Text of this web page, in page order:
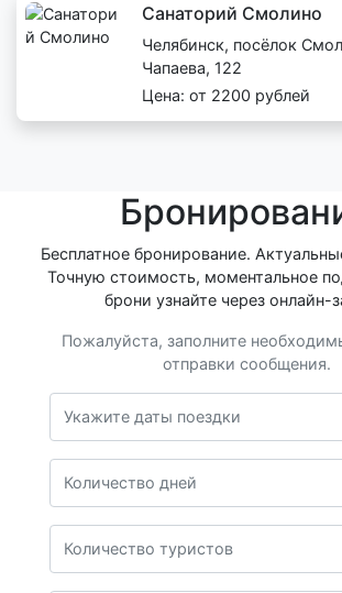
Санаторий Смолино
Челябинск, посёлок
Чапаева, 122
Цена: от 2200 рублей
Бесплатное бронирование.
Точную стоимость, моментальное
брони узнайте через онлайн-
Пожалуйста, заполните
отправки сообщения.